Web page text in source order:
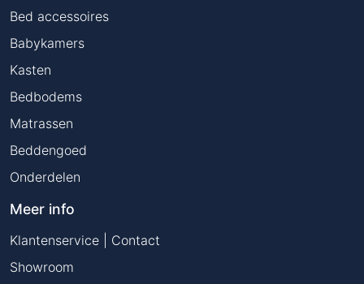
Bed accessoires
Babykamers
Kasten
Bedbodems
Matrassen
Beddengoed
Onderdelen
Meer info
Klantenservice | Contact
Showroom